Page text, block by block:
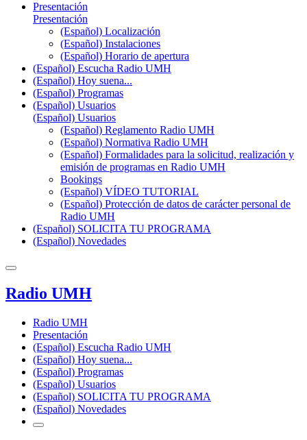
Presentación
Presentación
(Español) Localización
(Español) Instalaciones
(Español) Horario de apertura
(Español) Escucha Radio UMH
(Español) Hoy suena...
(Español) Programas
(Español) Usuarios
(Español) Usuarios
(Español) Reglamento Radio UMH
(Español) Normativa Radio UMH
(Español) Formalidades para la solicitud, realización y
emisión de programas en Radio UMH
Bookings
(Español) VÍDEO TUTORIAL
(Español) Protección de datos de carácter personal de
Radio UMH
(Español) SOLICITA TU PROGRAMA
(Español) Novedades
Radio UMH
Radio UMH
Presentación
(Español) Escucha Radio UMH
(Español) Hoy suena...
(Español) Programas
(Español) Usuarios
(Español) SOLICITA TU PROGRAMA
(Español) Novedades